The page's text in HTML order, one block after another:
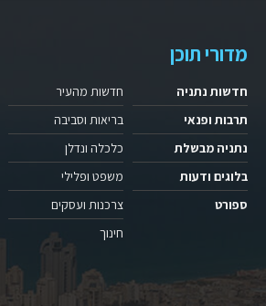
מדורי תוכן
חדשות נתניה
תרבות ופנאי
נתניה מבשלת
בלוגים ודעות
ספורט
חדשות מהעיר
בריאות וסביבה
כלכלה ונדלן
משפט ופלילי
צרכנות ועסקים
חינוך